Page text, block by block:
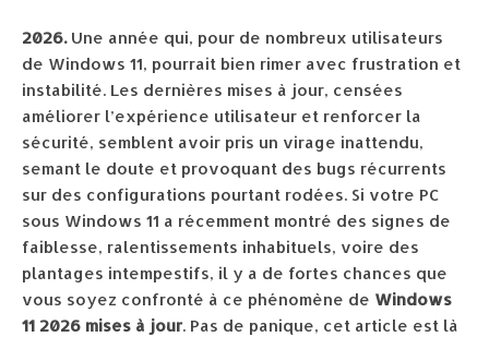
2026.Une année qui, pour de nombreux utilisateurs
de Windows 11, pourrait bien rimer avec frustration et
instabilité. Les dernières mises à jour, censées
améliorer l’expérience utilisateur et renforcer la
sécurité, semblent avoir pris un virage inattendu,
semant le doute et provoquant des bugs récurrents
sur des configurations pourtant rodées. Si votre PC
sous Windows 11 a récemment montré des signes de
faiblesse, ralentissements inhabituels, voire des
plantages intempestifs, il y a de fortes chances que
vous soyez confronté à ce phénomène de Windows
11 2026 mises à jour. Pas de panique, cet article est là